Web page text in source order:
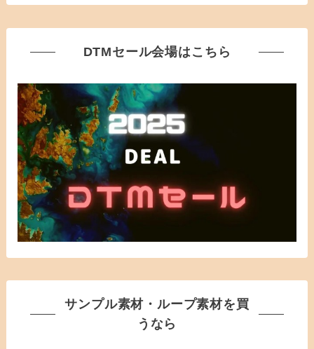
DTMセール会場はこちら
サンプル素材・ループ素材を買
うなら